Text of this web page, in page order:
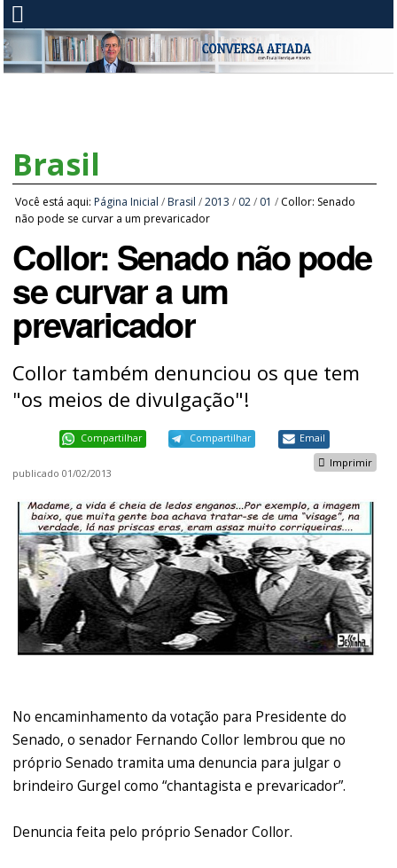
Brasil
Você está aqui: Página Inicial / Brasil /2013 / 02 / 01 / Collor: Senado
não pode se curvar a um prevaricador
Collor: Senado não pode
se curvar a um
prevaricador
Collor também denunciou os que tem
"os meios de divulgação"!
Compartilhar Compartilhar Email
Imprimir
publicado 01/02/2013
No encaminhamento da votação para Presidente do
Senado, o senador Fernando Collor lembrou que no
próprio Senado tramita uma denuncia para julgar o
brindeiro Gurgel como “chantagista e prevaricador”.
Denuncia feita pelo próprio Senador Collor.